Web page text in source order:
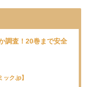
調査！20巻まで安全
ク.jp】